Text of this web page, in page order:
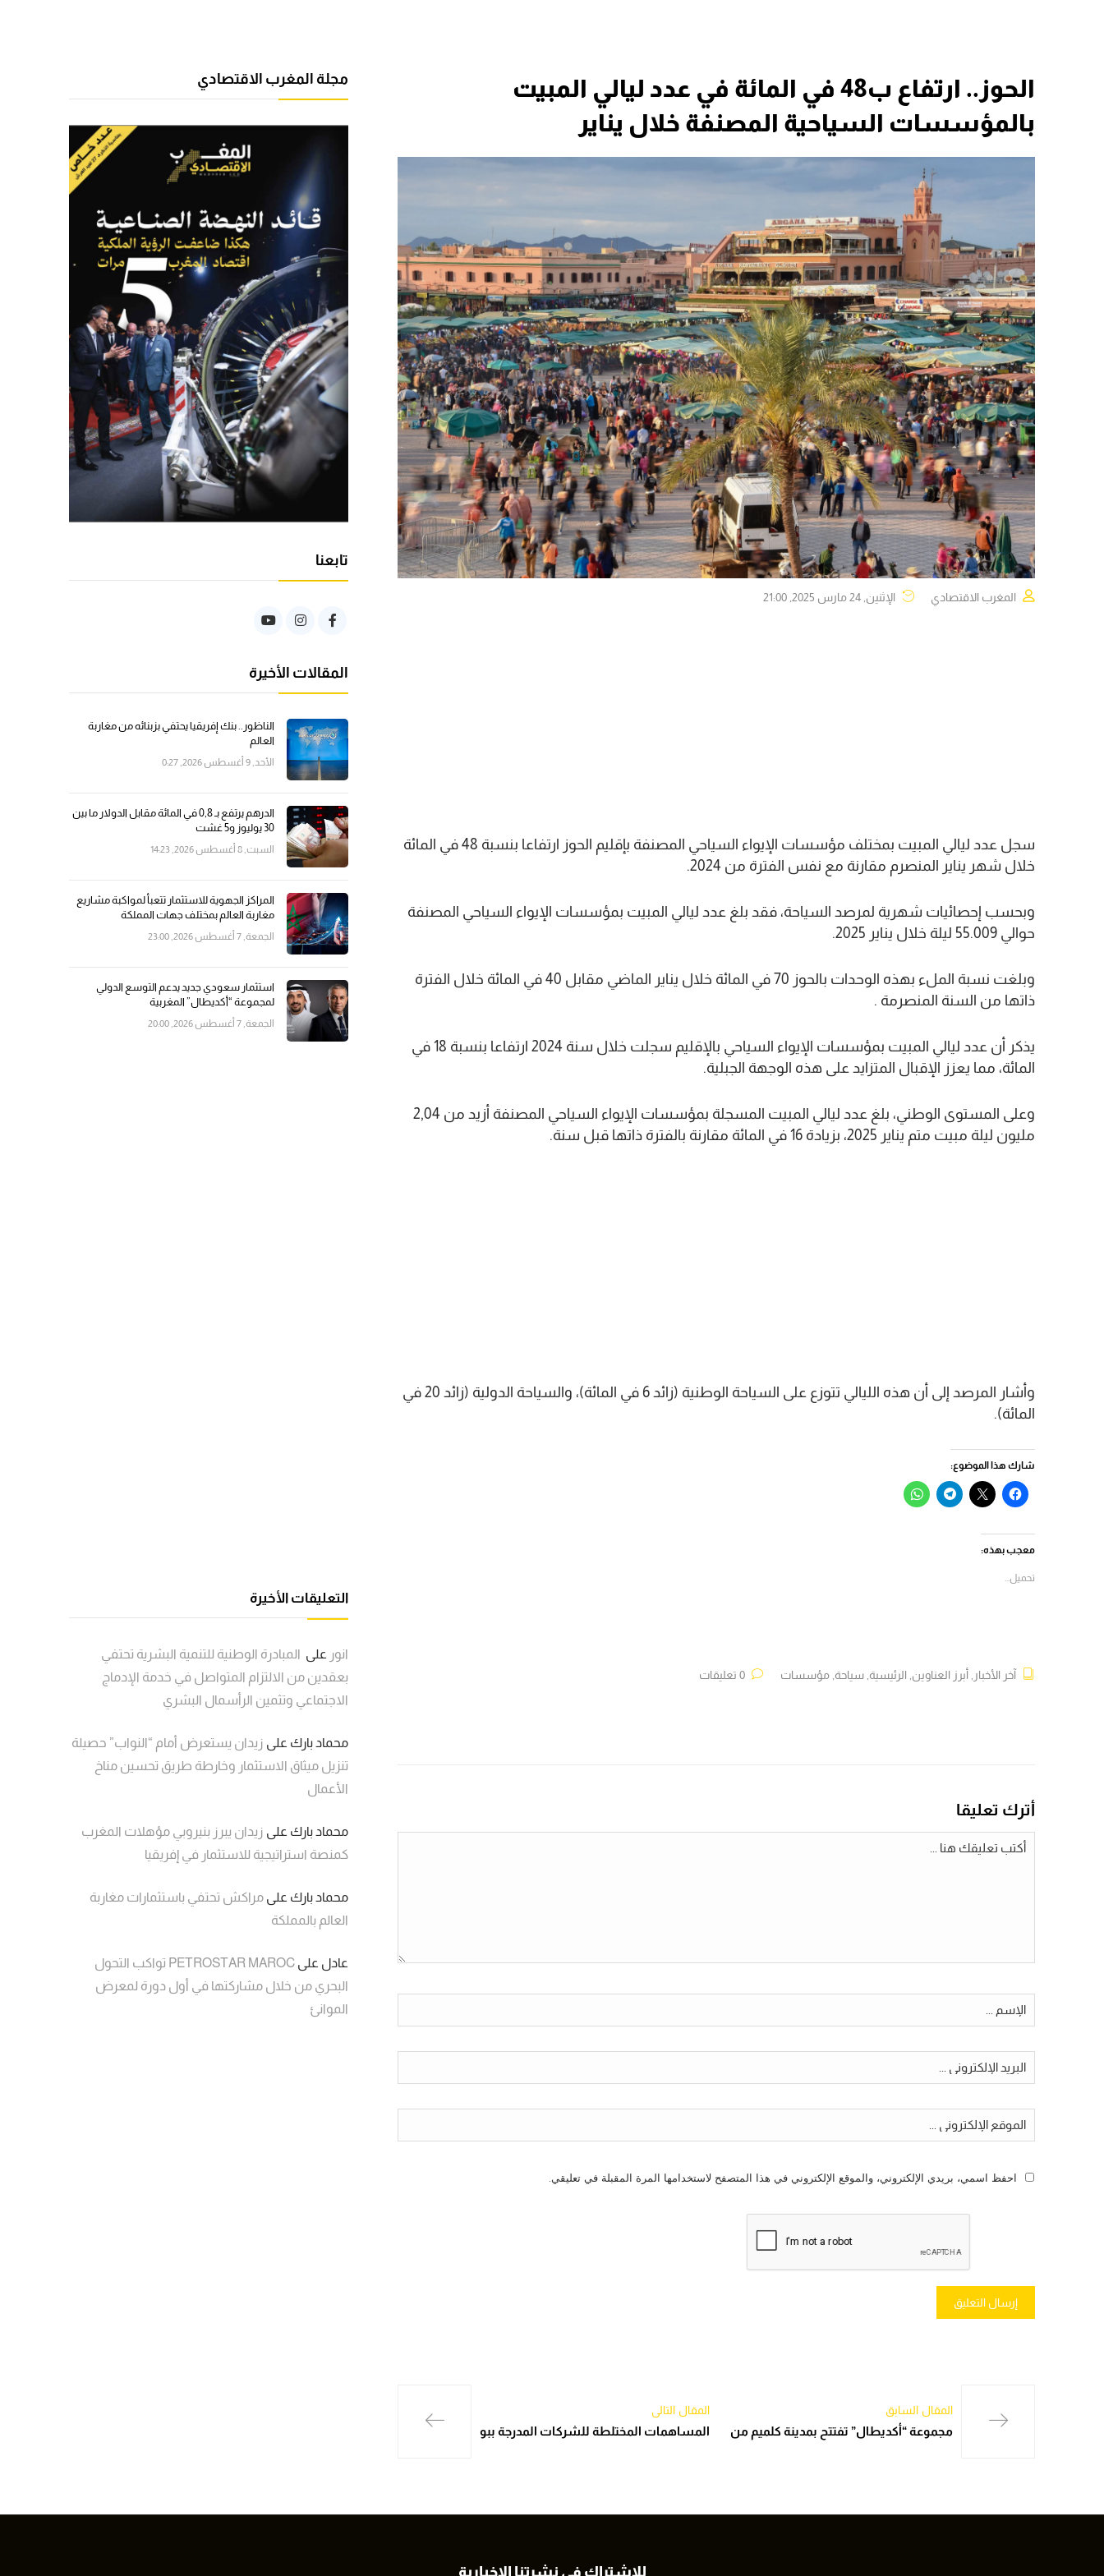
الحوز.. ارتفاع ب48 في المائة في عدد ليالي المبيت
بالمؤسسات السياحية المصنفة خلال يناير
المغرب الاقتصادي الإثنين, 24 مارس 2025, 21:00
سجل عدد ليالي المبيت بمختلف مؤسسات الإيواء السياحي المصنفة بإقليم الحوز ارتفاعا بنسبة 48 في المائة
خلال شهر يناير المنصرم مقارنة مع نفس الفترة من 2024.
وبحسب إحصائيات شهرية لمرصد السياحة، فقد بلغ عدد ليالي المبيت بمؤسسات الإيواء السياحي المصنفة
حوالي 55.009 ليلة خلال يناير 2025.
وبلغت نسبة الملء بهذه الوحدات بالحوز 70 في المائة خلال يناير الماضي مقابل 40 في المائة خلال الفترة
ذاتها من السنة المنصرمة .
يذكر أن عدد ليالي المبيت بمؤسسات الإيواء السياحي بالإقليم سجلت خلال سنة 2024 ارتفاعا بنسبة 18 في
المائة، مما يعزز الإقبال المتزايد على هذه الوجهة الجبلية.
وعلى المستوى الوطني، بلغ عدد ليالي المبيت المسجلة بمؤسسات الإيواء السياحي المصنفة أزيد من 2,04
مليون ليلة مبيت متم يناير 2025، بزيادة 16 في المائة مقارنة بالفترة ذاتها قبل سنة.
وأشار المرصد إلى أن هذه الليالي تتوزع على السياحة الوطنية (زائد 6 في المائة)، والسياحة الدولية (زائد 20 في
المائة).
شارك هذا الموضوع:
انقر
للمشاركة
(فتح
في
نافذة
النقر
للمشاركة
انقر
للمشاركة
انقر
للمشاركة
معجب بهذه:
تحميل...
آخر الأخبار أبرز العناوين الرئيسية سياحة مؤسسات
أترك تعليقا
احفظ اسمي، بريدي الإلكتروني، والموقع الإلكتروني في هذا المتصفح لاستخدامها المرة المقبلة في تعليقي.
المقال السابق
مجموعة “أكديطال” تفتتح بمدينة كلميم من
المقال التالي
المساهمات المختلطة للشركات المدرجة ببو
مجلة المغرب الاقتصادي
تابعنا
المقالات الأخيرة
الناظور.. بنك إفريقيا يحتفي بزبنائه من مغاربة
العالم
الأحد, 9 أغسطس 2026, 0:27
الدرهم يرتفع بـ 0,8 في المائة مقابل الدولار ما بين
30 يوليوز و5 غشت
السبت, 8 أغسطس 2026, 14:23
المراكز الجهوية للاستثمار تتعبأ لمواكبة مشاريع
مغاربة العالم بمختلف جهات المملكة
الجمعة, 7 أغسطس 2026, 23:00
استثمار سعودي جديد يدعم التوسع الدولي
لمجموعة “أكديطال” المغربية
الجمعة, 7 أغسطس 2026, 20:00
التعليقات الأخيرة
انور على المبادرة الوطنية للتنمية البشرية تحتفي
بعقدين من الالتزام المتواصل في خدمة الإدماج
الاجتماعي وتثمين الرأسمال البشري
محماد بارك على زيدان يستعرض أمام “النواب” حصيلة
تنزيل ميثاق الاستثمار وخارطة طريق تحسين مناخ
الأعمال
محماد بارك على زيدان يبرز بنيروبي مؤهلات المغرب
كمنصة استراتيجية للاستثمار في إفريقيا
محماد بارك على مراكش تحتفي باستثمارات مغاربة
العالم بالمملكة
عادل على
PETROSTAR MAROC تواكب التحول
البحري من خلال مشاركتها في أول دورة لمعرض
الموانئ
للاشتراك في نشرتنا الاخبارية